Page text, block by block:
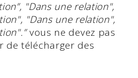
"Dans une relation",
"Dans une relation",
vous ne devez pas
de télécharger des